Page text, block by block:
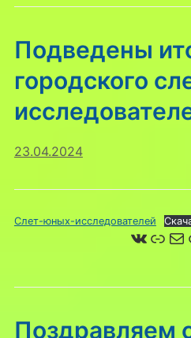
Подведены
городского
23.04.2024
Слет-юных-исследователей
Поздравляем